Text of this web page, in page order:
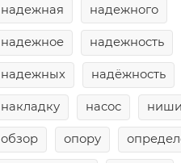
надежная надежного
надежное надежность
надежных надёжность
накладку насос ниши
обзор опору